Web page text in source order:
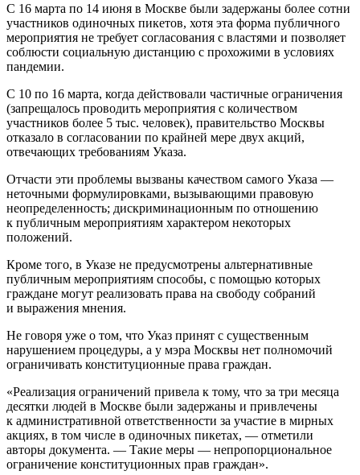
С 16 марта по 14 июня в Москве были задержаны более сотни
участников одиночных пикетов, хотя эта форма публичного
мероприятия не требует согласования с властями и позволяет
соблюсти социальную дистанцию с прохожими в условиях
пандемии.
С 10 по 16 марта, когда действовали частичные ограничения
(запрещалось проводить мероприятия с количеством
участников более 5 тыс. человек), правительство Москвы
отказало в согласовании по крайней мере двух акций,
отвечающих требованиям Указа.
Отчасти эти проблемы вызваны качеством самого Указа —
неточными формулировками, вызывающими правовую
неопределенность; дискриминационным по отношению
к публичным мероприятиям характером некоторых
положений.
Кроме того, в Указе не предусмотрены альтернативные
публичным мероприятиям способы, с помощью которых
граждане могут реализовать права на свободу собраний
и выражения мнения.
Не говоря уже о том, что Указ принят с существенным
нарушением процедуры, а у мэра Москвы нет полномочий
ограничивать конституционные права граждан.
«Реализация ограничений привела к тому, что за три месяца
десятки людей в Москве были задержаны и привлечены
к административной ответственности за участие в мирных
акциях, в том числе в одиночных пикетах, — отметили
авторы документа. — Такие меры — непропорциональное
ограничение конституционных прав граждан».